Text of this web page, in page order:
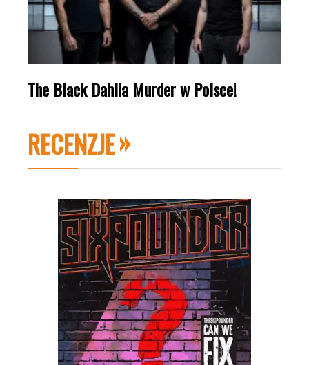
The Black Dahlia Murder w Polsce!
RECENZJE